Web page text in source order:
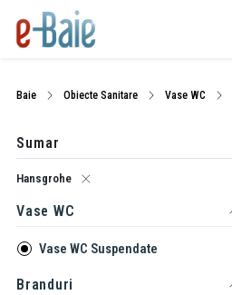
Baie Obiecte Sanitare Vase WC
Sumar
Hansgrohe
Vase WC
Vase WC Suspendate
Branduri